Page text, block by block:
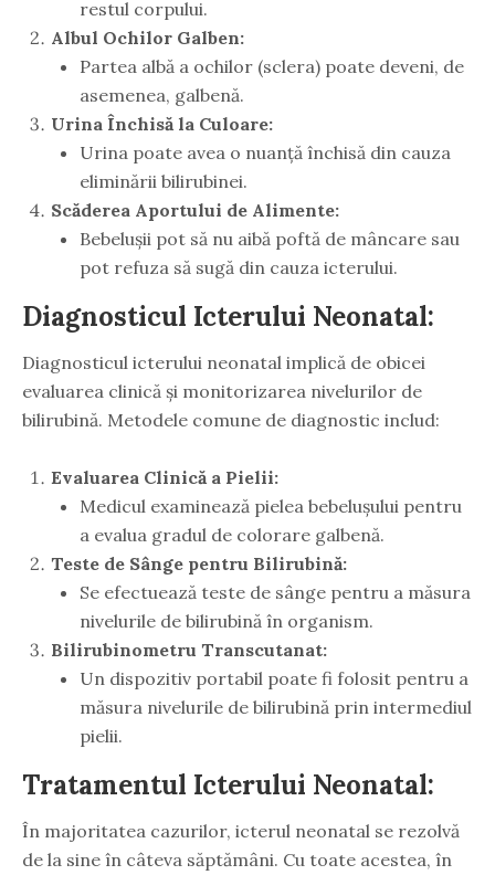
restul corpului.
Albul Ochilor Galben:
Partea albă a ochilor (sclera) poate deveni, de
asemenea, galbenă.
Urina Închisă la Culoare:
Urina poate avea o nuanță închisă din cauza
eliminării bilirubinei.
Scăderea Aportului de Alimente:
Bebelușii pot să nu aibă poftă de mâncare sau
pot refuza să sugă din cauza icterului.
Diagnosticul Icterului Neonatal:
Diagnosticul icterului neonatal implică de obicei
evaluarea clinică și monitorizarea nivelurilor de
bilirubină. Metodele comune de diagnostic includ:
Evaluarea Clinică a Pielii:
Medicul examinează pielea bebelușului pentru
a evalua gradul de colorare galbenă.
Teste de Sânge pentru Bilirubină:
Se efectuează teste de sânge pentru a măsura
nivelurile de bilirubină în organism.
Bilirubinometru Transcutanat:
Un dispozitiv portabil poate fi folosit pentru a
măsura nivelurile de bilirubină prin intermediul
pielii.
Tratamentul Icterului Neonatal:
În majoritatea cazurilor, icterul neonatal se rezolvă
de la sine în câteva săptămâni. Cu toate acestea, în